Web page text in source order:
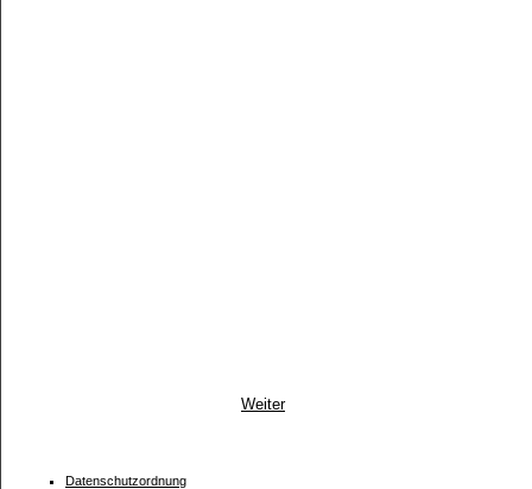
Weiter
Datenschutzordnung